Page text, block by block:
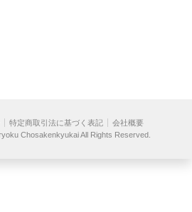
特定商取引法に基づく表記
会社概要
ChosakenkyukaiAll Rights Reserved.